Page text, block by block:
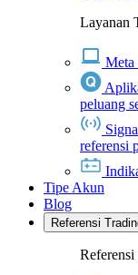
Layanan
Meta
peluang
referensi
Tipe Akun
Blog
Referensi